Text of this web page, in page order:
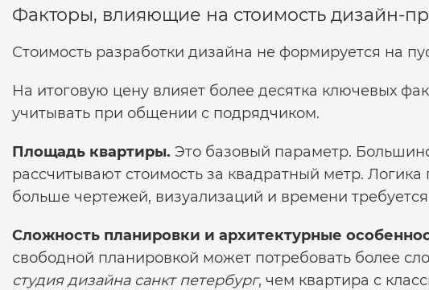
Факторы, влияющие на стоимость дизайн-
Стоимость разработки дизайна не формируется на
На итоговую цену влияет более десятка ключевых
учитывать при общении с подрядчиком.
Площадь квартиры. Это базовый параметр.
рассчитывают стоимость за квадратный метр.
больше чертежей, визуализаций и времени
Сложность планировки и архитектурные
свободной планировкой может потребовать более
студия дизайна санкт петербург, чем квартира с